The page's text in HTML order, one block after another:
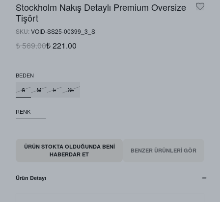
Stockholm Nakış Detaylı Premium Oversize
Tişört
SKU: VOID-SS25-00399_3_S
₺ 569.00₺ 221.00
BEDEN
S
M L XL
RENK
ÜRÜN STOKTA OLDUĞUNDA BENI
HABERDAR ET
BENZER ÜRÜNLERİ GÖR
Ürün Detayı